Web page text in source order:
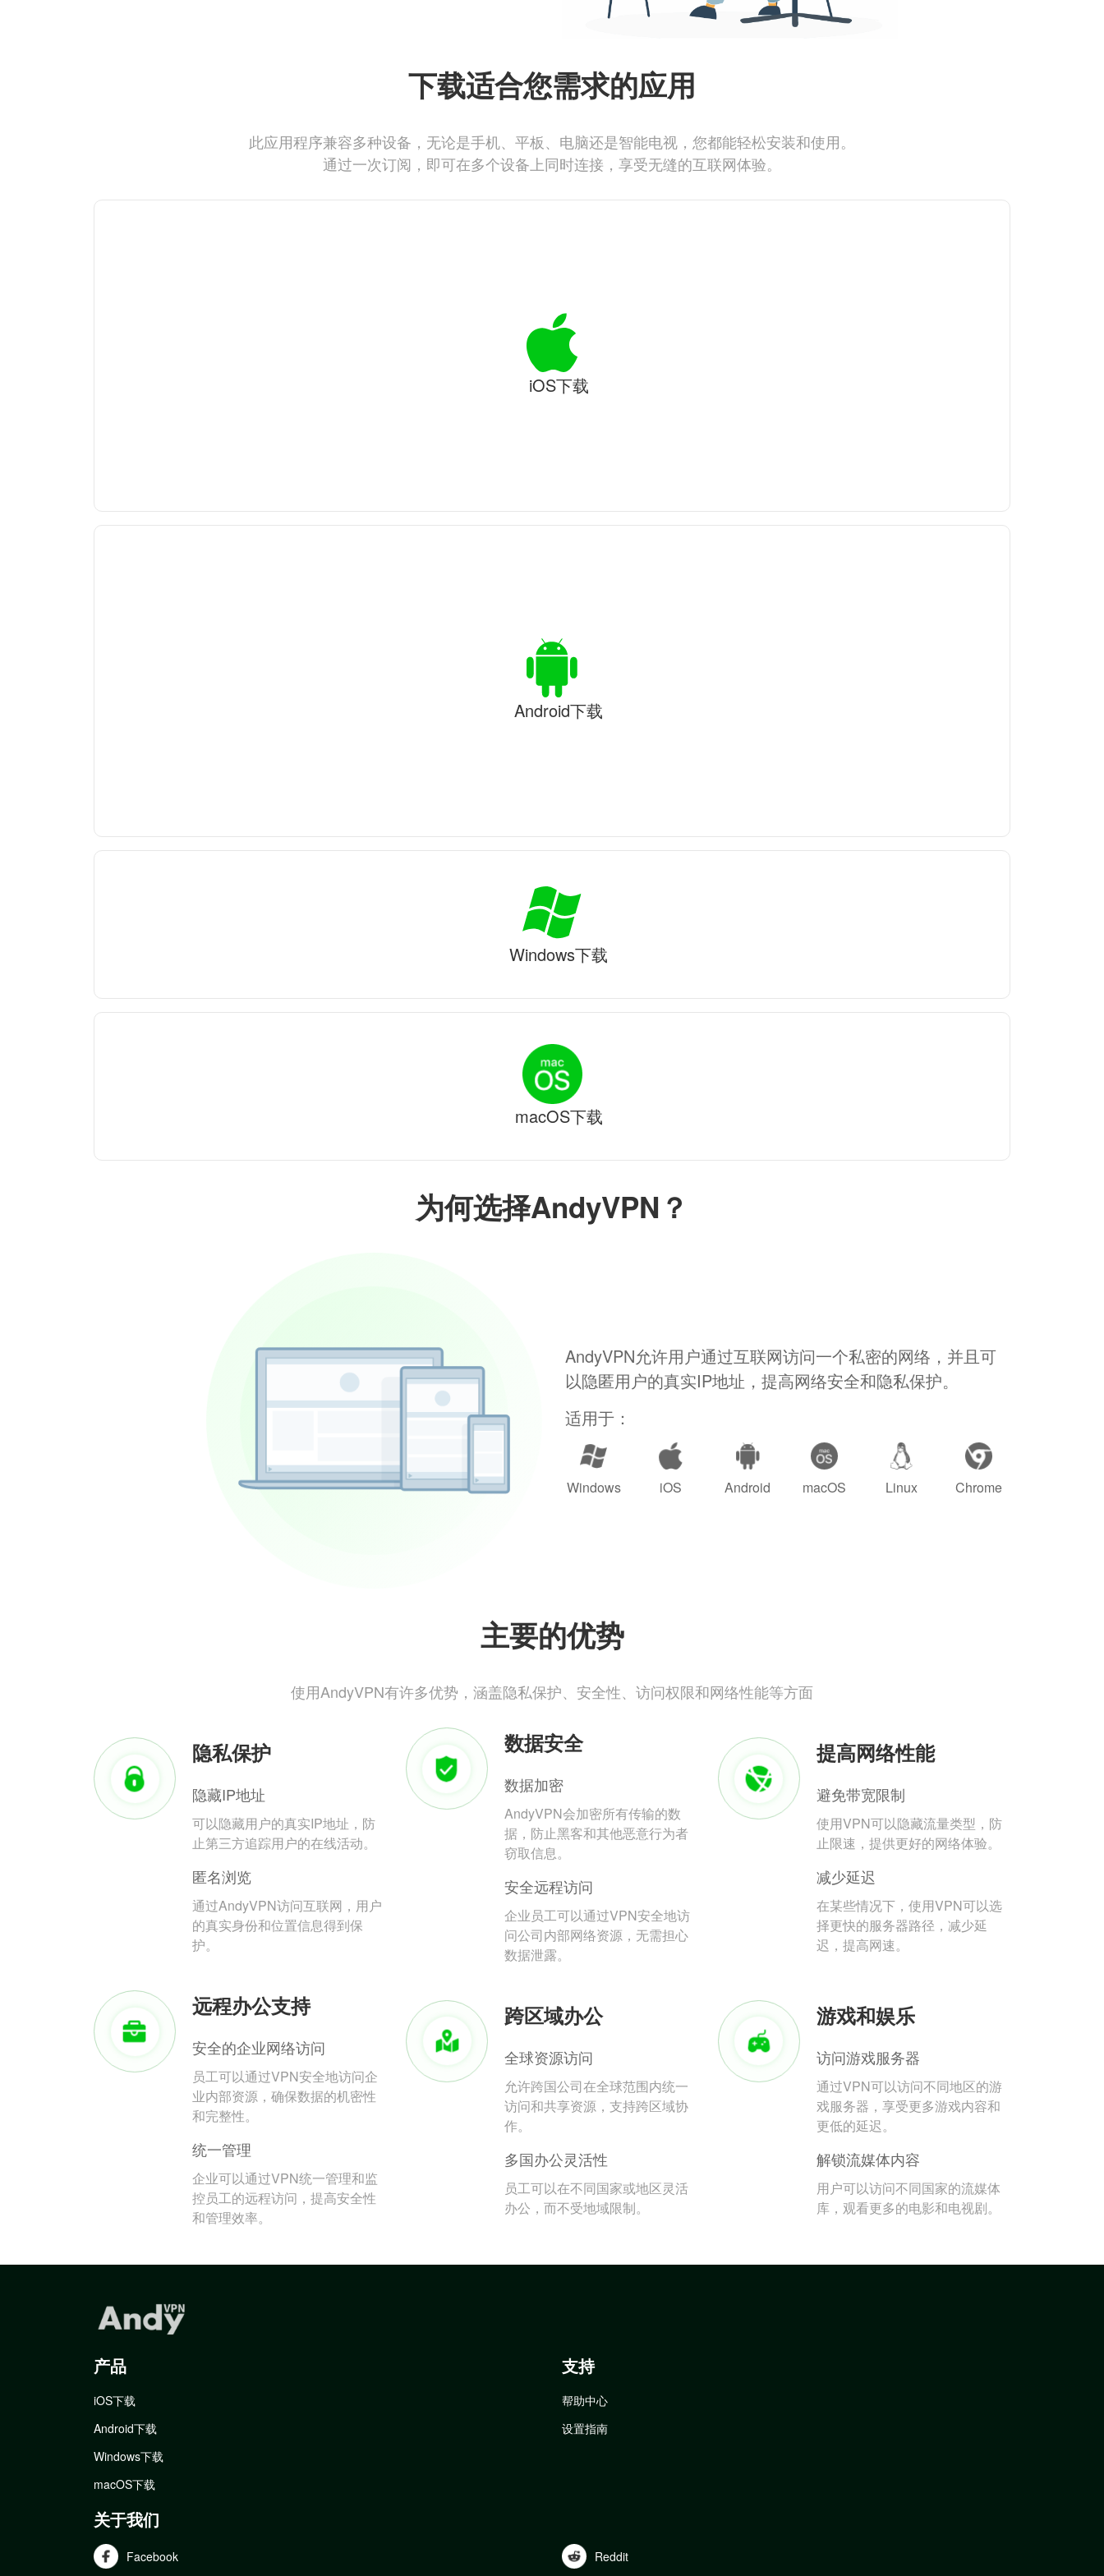
为何选择AndyVPN？
AndyVPN允许用户通过互联网访问一个私密的网络，并且可
以隐匿用户的真实IP地址，提高网络安全和隐私保护。
适用于：
Windows iOS Android macOS Linux Chrome
主要的优势
使用AndyVPN有许多优势，涵盖隐私保护、安全性、访问权限和网络性能等方面
隐私保护
隐藏IP地址
可以隐藏用户的真实IP地址，防
止第三方追踪用户的在线活动。
匿名浏览
通过AndyVPN访问互联网，用户
的真实身份和位置信息得到保
护。
数据安全
数据加密
AndyVPN会加密所有传输的数
据，防止黑客和其他恶意行为者
窃取信息。
安全远程访问
企业员工可以通过VPN安全地访
问公司内部网络资源，无需担心
数据泄露。
提高网络性能
避免带宽限制
使用VPN可以隐藏流量类型，防
止限速，提供更好的网络体验。
减少延迟
在某些情况下，使用VPN可以选
择更快的服务器路径，减少延
迟，提高网速。
远程办公支持
安全的企业网络访问
员工可以通过VPN安全地访问企
业内部资源，确保数据的机密性
和完整性。
统一管理
企业可以通过VPN统一管理和监
控员工的远程访问，提高安全性
和管理效率。
跨区域办公
全球资源访问
允许跨国公司在全球范围内统一
访问和共享资源，支持跨区域协
作。
多国办公灵活性
员工可以在不同国家或地区灵活
办公，而不受地域限制。
游戏和娱乐
访问游戏服务器
通过VPN可以访问不同地区的游
戏服务器，享受更多游戏内容和
更低的延迟。
解锁流媒体内容
用户可以访问不同国家的流媒体
库，观看更多的电影和电视剧。
下载适合您需求的应用
此应用程序兼容多种设备，无论是手机、平板、电脑还是智能电视，您都能轻松安装和使用。
通过一次订阅，即可在多个设备上同时连接，享受无缝的互联网体验。
iOS下载
Android下载
Windows下载
macOS下载
产品
iOS下载
Android下载
Windows下载
macOS下载
支持
帮助中心
设置指南
关于我们
Facebook Reddit